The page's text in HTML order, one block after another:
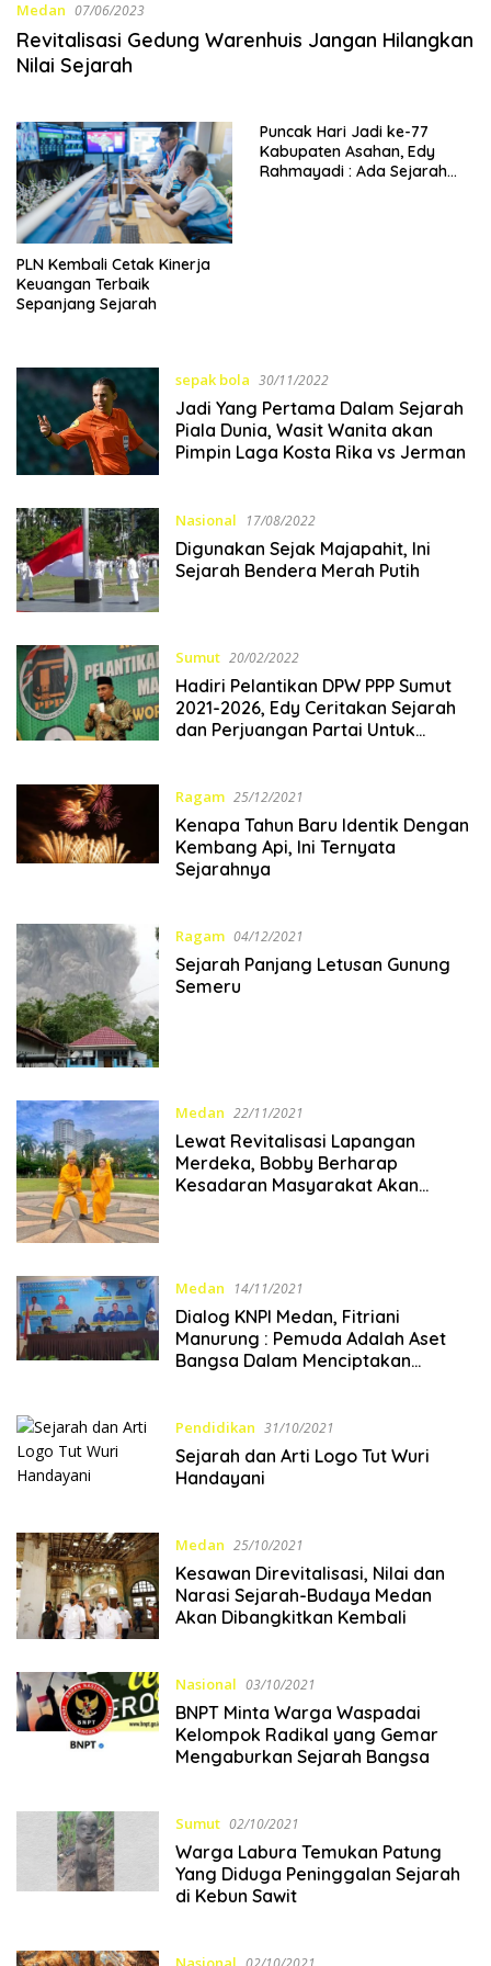
Medan 07/06/2023
Revitalisasi Gedung Warenhuis Jangan Hilangkan
Nilai Sejarah
PLN Kembali Cetak Kinerja
Keuangan Terbaik
Sepanjang Sejarah
Puncak Hari Jadi ke-77
Kabupaten Asahan, Edy
Rahmayadi : Ada Sejarah
sepak bola 30/11/2022
Jadi Yang Pertama Dalam Sejarah
Piala Dunia, Wasit Wanita akan
Pimpin Laga Kosta Rika vs Jerman
Nasional 17/08/2022
Digunakan Sejak Majapahit, Ini
Sejarah Bendera Merah Putih
Sumut 20/02/2022
Hadiri Pelantikan DPW PPP Sumut
2021-2026, Edy Ceritakan Sejarah
dan Perjuangan Partai Untuk
Ragam 25/12/2021
Kenapa Tahun Baru Identik Dengan
Kembang Api, Ini Ternyata
Sejarahnya
Ragam 04/12/2021
Sejarah Panjang Letusan Gunung
Semeru
Medan 22/11/2021
Lewat Revitalisasi Lapangan
Merdeka, Bobby Berharap
Kesadaran Masyarakat Akan
Medan 14/11/2021
Dialog KNPI Medan, Fitriani
Manurung : Pemuda Adalah Aset
Bangsa Dalam Menciptakan
Pendidikan 31/10/2021
Sejarah dan Arti Logo Tut Wuri
Handayani
Medan 25/10/2021
Kesawan Direvitalisasi, Nilai dan
Narasi Sejarah-Budaya Medan
Akan Dibangkitkan Kembali
Nasional 03/10/2021
BNPT Minta Warga Waspadai
Kelompok Radikal yang Gemar
Mengaburkan Sejarah Bangsa
Sumut 02/10/2021
Warga Labura Temukan Patung
Yang Diduga Peninggalan Sejarah
di Kebun Sawit